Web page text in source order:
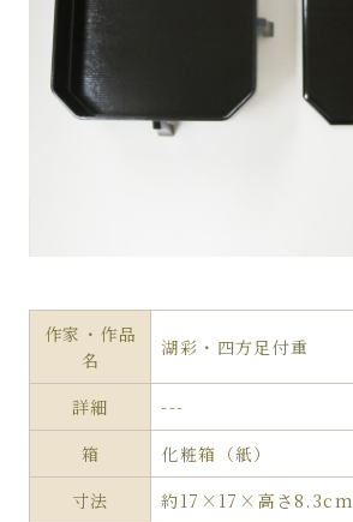
作家・作品
名
湖彩・四方足付重
詳細
---
箱
化粧箱（紙）
寸法
約17×17×高さ8.3cm